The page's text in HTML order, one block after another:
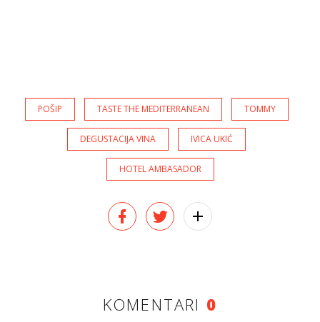
POŠIP TASTE THE MEDITERRANEAN TOMMY
DEGUSTACIJA VINA IVICA UKIĆ
HOTEL AMBASADOR
KOMENTARI 0